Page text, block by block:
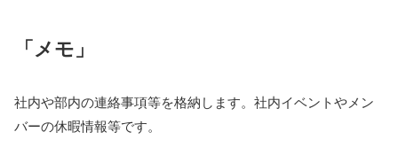
「メモ」
社内や部内の連絡事項等を格納します。社内イベントやメン
バーの休暇情報等です。